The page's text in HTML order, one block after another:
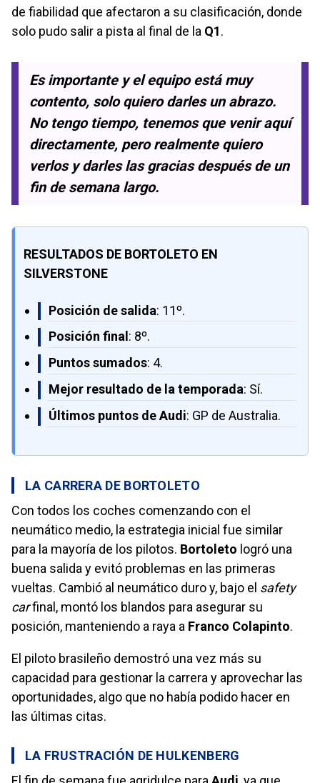
de fiabilidad que afectaron a su clasificación, donde
solo pudo salir a pista al final de la Q1.
Es importante y el equipo está muy
contento, solo quiero darles un abrazo.
No tengo tiempo, tenemos que venir aquí
directamente, pero realmente quiero
verlos y darles las gracias después de un
fin de semana largo.
RESULTADOS DE BORTOLETO EN
SILVERSTONE
Posición de salida: 11º.
Posición final : 8º.
Puntos sumados: 4.
Mejor resultado de la temporada: Sí.
Últimos puntos de Audi: GP de Australia.
LA CARRERA DE BORTOLETO
Con todos los coches comenzando con el
neumático medio, la estrategia inicial fue similar
para la mayoría de los pilotos. Bortoleto logró una
buena salida y evitó problemas en las primeras
vueltas. Cambió al neumático duro y, bajo el safety
carfinal, montó los blandos para asegurar su
posición, manteniendo a raya a Franco Colapinto.
El piloto brasileño demostró una vez más su
capacidad para gestionar la carrera y aprovechar las
oportunidades, algo que no había podido hacer en
las últimas citas.
LA FRUSTRACIÓN DE HULKENBERG